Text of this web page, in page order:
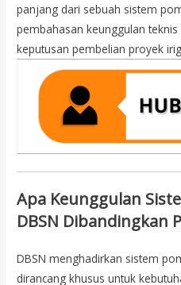
panjang dari sebuah sistem
pembahasan keunggulan
keputusan pembelian proyek
Apa Keunggulan
DBSN Dibandingkan
DBSN menghadirkan sistem
dirancang khusus untuk